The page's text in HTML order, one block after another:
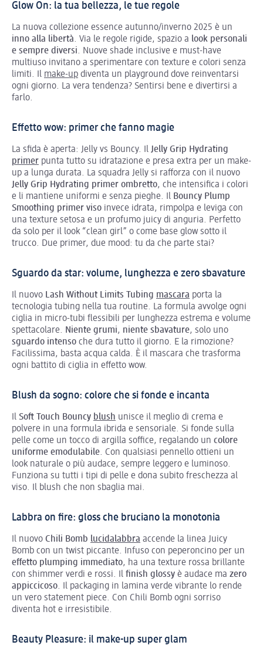
Glow On: la tua bellezza, le tue regole
La nuova collezione essence autunno/inverno 2025 è un
inno alla libertà. Via le regole rigide, spazio a look personali
e sempre diversi. Nuove shade inclusive e must-have
multiuso invitano a sperimentare con texture e colori senza
limiti. Il make-up diventa un playground dove reinventarsi
ogni giorno. La vera tendenza? Sentirsi bene e divertirsi a
farlo.
Effetto wow: primer che fanno magie
La sfida è aperta: Jelly vs Bouncy. Il Jelly Grip Hydrating
primer punta tutto su idratazione e presa extra per un make-
up a lunga durata. La squadra Jelly si rafforza con il nuovo
Jelly Grip Hydrating primer ombretto, che intensifica i colori
e li mantiene uniformi e senza pieghe. Il Bouncy Plump
Smoothing primer viso invece idrata, rimpolpa e leviga con
una texture setosa e un profumo juicy di anguria. Perfetto
da solo per il look “clean girl” o come base glow sotto il
trucco. Due primer, due mood: tu da che parte stai?
Sguardo da star: volume, lunghezza e zero sbavature
Il nuovo Lash Without Limits Tubing mascara porta la
tecnologia tubing nella tua routine. La formula avvolge ogni
ciglia in micro-tubi flessibili per lunghezza estrema e volume
spettacolare. Niente grumi, niente sbavature, solo uno
sguardo intenso che dura tutto il giorno. E la rimozione?
Facilissima, basta acqua calda. È il mascara che trasforma
ogni battito di ciglia in effetto wow.
Blush da sogno: colore che si fonde e incanta
Il Soft Touch Bouncy blush unisce il meglio di crema e
polvere in una formula ibrida e sensoriale. Si fonde sulla
pelle come un tocco di argilla soffice, regalando un colore
uniforme emodulabile. Con qualsiasi pennello ottieni un
look naturale o più audace, sempre leggero e luminoso.
Funziona su tutti i tipi di pelle e dona subito freschezza al
viso. Il blush che non sbaglia mai.
Labbra on fire: gloss che bruciano la monotonia
Il nuovo Chili Bomb lucidalabbra accende la linea Juicy
Bomb con un twist piccante. Infuso con peperoncino per un
effetto plumping immediato, ha una texture rossa brillante
con shimmer verdi e rossi. Il finish glossy è audace ma zero
appiccicoso. Il packaging in lamina verde vibrante lo rende
un vero statement piece. Con Chili Bomb ogni sorriso
diventa hot e irresistibile.
Beauty Pleasure: il make-up super glam